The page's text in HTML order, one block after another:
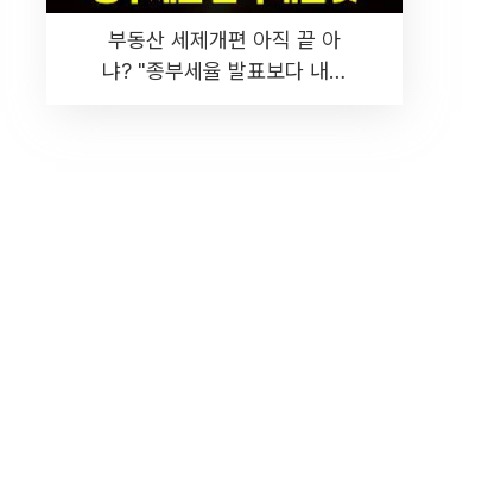
부동산 세제개편 아직 끝 아
냐? "종부세율 발표보다 내릴